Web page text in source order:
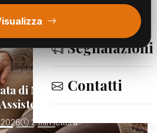
Eventi
Segnalazioni
Contatti
Segnalazioni
di Mano:
Domiciliare
2 min lettura